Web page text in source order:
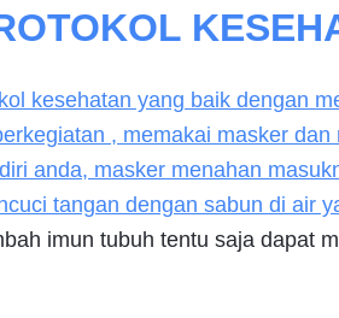
kesehatan yang baik dengan
, memakai masker dan
anda, masker menahan
tangan dengan sabun di air
imun tubuh tentu saja dapat